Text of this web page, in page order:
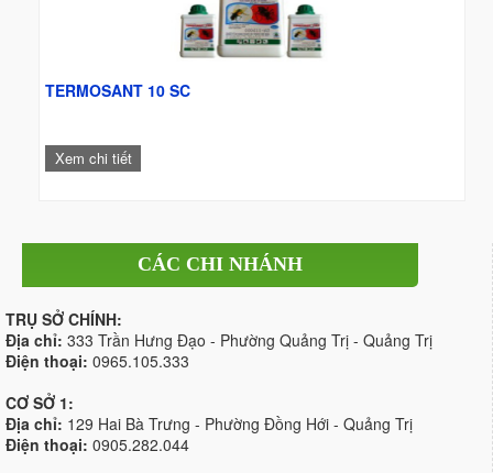
TERMOSANT 10 SC
Xem chi tiết
CÁC CHI NHÁNH
TRỤ SỞ CHÍNH:
Địa chỉ: 333 Trần Hưng Đạo - Phường Quảng Trị - Quảng Trị
Điện thoại: 0965.105.333
CƠ SỞ 1:
Địa chỉ: 129 Hai Bà Trưng - Phường Đồng Hới - Quảng Trị
Điện thoại: 0905.282.044